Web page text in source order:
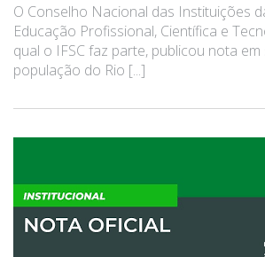
O Conselho Nacional das Instituições
Educação Profissional, Científica e
qual o IFSC faz parte, publicou nota
população do Rio [...]